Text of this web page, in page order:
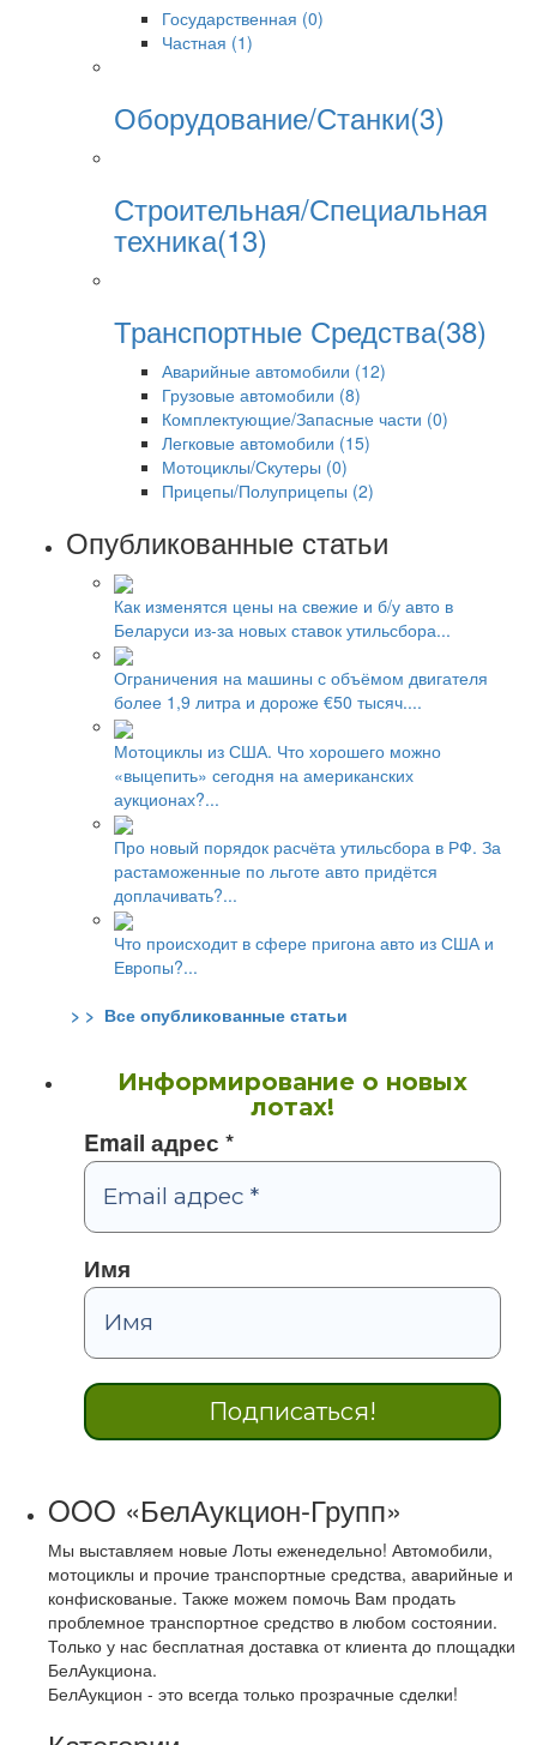
Государственная (0)
Частная (1)
Оборудование/Станки(3)
Строительная/Специальная
техника(13)
Транспортные Средства(38)
Аварийные автомобили (12)
Грузовые автомобили (8)
Комплектующие/Запасные части (0)
Легковые автомобили (15)
Мотоциклы/Скутеры (0)
Прицепы/Полуприцепы (2)
Опубликованные статьи
Как изменятся цены на свежие и б/у авто в
Беларуси из-за новых ставок утильсбора...
Ограничения на машины с объёмом двигателя
более 1,9 литра и дороже €50 тысяч....
Мотоциклы из США. Что хорошего можно
«выцепить» сегодня на американских
аукционах?...
Про новый порядок расчёта утильсбора в РФ. За
растаможенные по льготе авто придётся
доплачивать?...
Что происходит в сфере пригона авто из США и
Европы?...
> > Все опубликованные статьи
Информирование о новых
лотах!
Email адрес *
Имя
OOO «БелАукцион-Групп»
Мы выставляем новые Лоты еженедельно! Автомобили,
мотоциклы и прочие транспортные средства, аварийные и
конфискованые. Также можем помочь Вам продать
проблемное транспортное средство в любом состоянии.
Только у нас бесплатная доставка от клиента до площадки
БелАукциона.
БелАукцион - это всегда только прозрачные сделки!